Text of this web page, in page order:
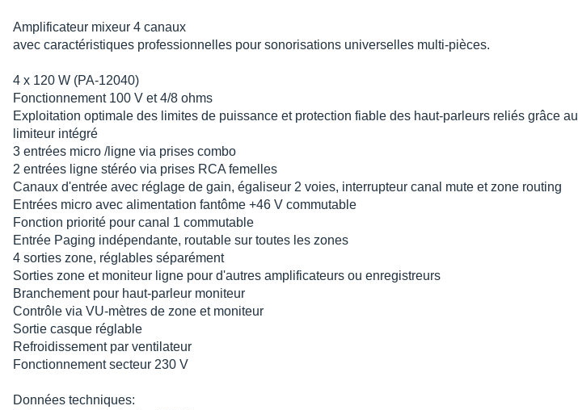
Amplificateur mixeur 4 canaux
avec caractéristiques professionnelles pour sonorisations universelles multi-pièces.
4 x 120 W (PA-12040)
Fonctionnement 100 V et 4/8 ohms
Exploitation optimale des limites de puissance et protection fiable des haut-parleurs reliés grâce au
limiteur intégré
3 entrées micro /ligne via prises combo
2 entrées ligne stéréo via prises RCA femelles
Canaux d'entrée avec réglage de gain, égaliseur 2 voies, interrupteur canal mute et zone routing
Entrées micro avec alimentation fantôme +46 V commutable
Fonction priorité pour canal 1 commutable
Entrée Paging indépendante, routable sur toutes les zones
4 sorties zone, réglables séparément
Sorties zone et moniteur ligne pour d'autres amplificateurs ou enregistreurs
Branchement pour haut-parleur moniteur
Contrôle via VU-mètres de zone et moniteur
Sortie casque réglable
Refroidissement par ventilateur
Fonctionnement secteur 230 V
Données techniques: